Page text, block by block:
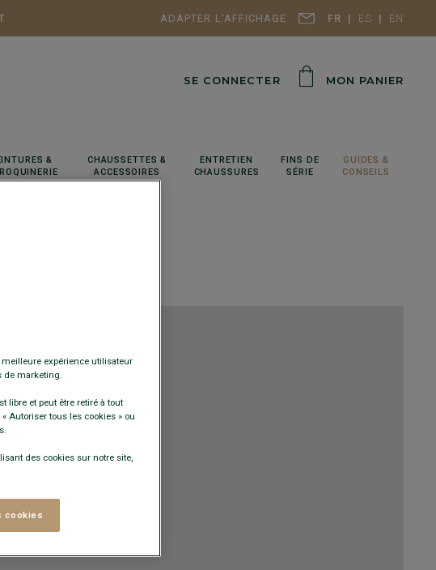
FR ES EN
ADAPTER L'AFFICHAGE
SE CONNECTER MON PANIER
&
CHAUSSETTES &
ACCESSOIRES
ENTRETIEN
CHAUSSURES
FINS DE
SÉRIE
GUIDES &
CONSEILS
expérience utilisateur
de marketing.
libre et peut être retiré à tout
Autoriser tous les cookies » ou
des cookies sur notre site,
cookies